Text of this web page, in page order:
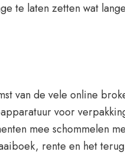
te laten zetten wat
van de vele online
voor
mee schommelen
rente en het